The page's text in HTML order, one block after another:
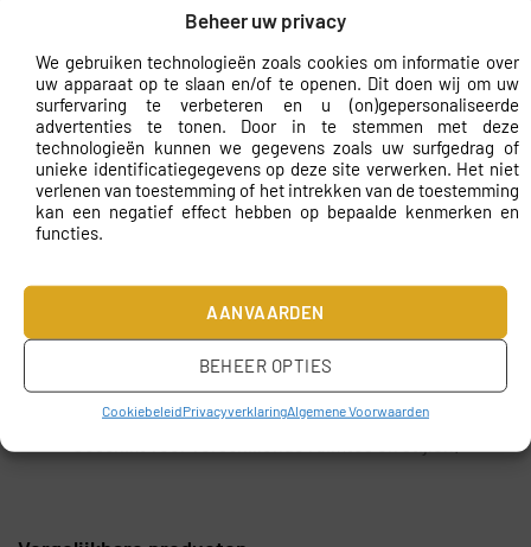
Beheer uw privacy
We gebruiken technologieën zoals cookies om informatie over
uw apparaat op te slaan en/of te openen. Dit doen wij om uw
surfervaring te verbeteren en u (on)gepersonaliseerde
advertenties te tonen. Door in te stemmen met deze
technologieën kunnen we gegevens zoals uw surfgedrag of
unieke identificatiegegevens op deze site verwerken. Het niet
verlenen van toestemming of het intrekken van de toestemming
kan een negatief effect hebben op bepaalde kenmerken en
functies.
AANVAARDEN
BEHEER OPTIES
CookiebeleidPrivacyverklaringAlgemene Voorwaarden
muur, ongeacht de afmetingen. Bij de bestelling
zodat je in een handomdraai je muur kunt
transformeren. Dankzij het gebruik van een speciale
lijm kunnen de banen eenvoudig worden aangebracht,
zonder dat je je zorgen hoeft te maken over luchtbellen
of scheefheid.
Uniek ontwerp dat de aandacht trekt en een statement
maakt.
Hoogwaardige materialen voor een lange levensduur.
Eenvoudige montage met duidelijke instructies.